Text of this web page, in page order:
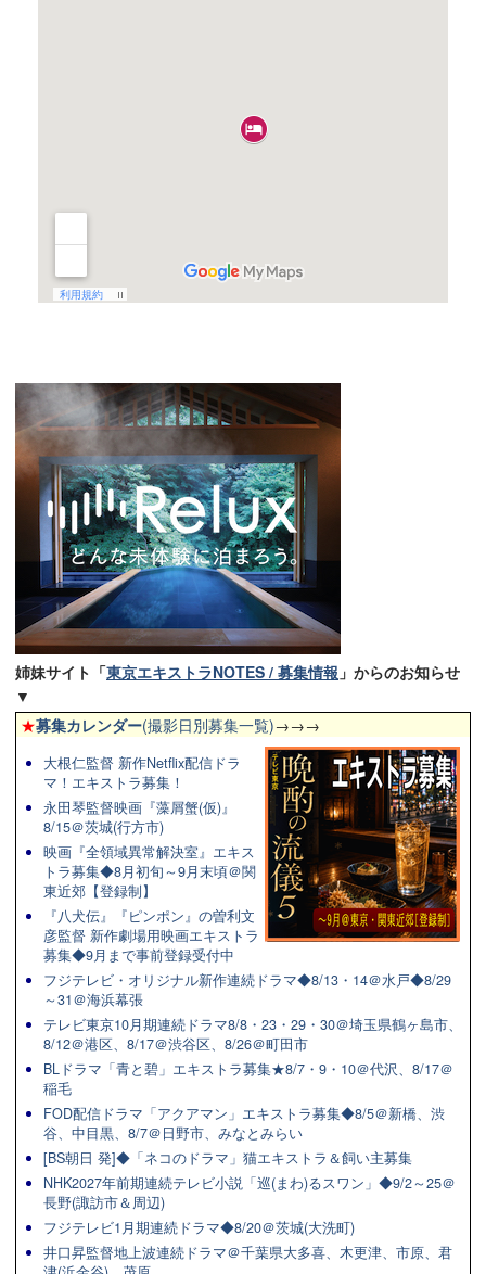
姉妹サイト「東京エキストラNOTES / 募集情報 」からのお知らせ
▼
★募集カレンダー(撮影日別募集一覧)→→→
大根仁監督 新作Netflix配信ドラ
マ！エキストラ募集！
永田琴監督映画『藻屑蟹(仮)』
8/15＠茨城(行方市)
映画『全領域異常解決室』エキス
トラ募集◆8月初旬～9月末頃＠関
東近郊【登録制】
『八犬伝』『ピンポン』の曽利文
彦監督 新作劇場用映画エキストラ
募集◆9月まで事前登録受付中
フジテレビ・オリジナル新作連続ドラマ◆8/13・14＠水戸◆8/29
～31＠海浜幕張
テレビ東京10月期連続ドラマ8/8・23・29・30＠埼玉県鶴ヶ島市、
8/12＠港区、8/17＠渋谷区、8/26＠町田市
BLドラマ「青と碧」エキストラ募集★8/7・9・10＠代沢、8/17＠
稲毛
FOD配信ドラマ「アクアマン」エキストラ募集◆8/5＠新橋、渋
谷、中目黒、8/7＠日野市、みなとみらい
[BS朝日 発]◆「ネコのドラマ」猫エキストラ＆飼い主募集
NHK2027年前期連続テレビ小説「巡(まわ)るスワン」◆9/2～25＠
長野(諏訪市＆周辺)
フジテレビ1月期連続ドラマ◆8/20＠茨城(大洗町)
井口昇監督地上波連続ドラマ＠千葉県大多喜、木更津、市原、君